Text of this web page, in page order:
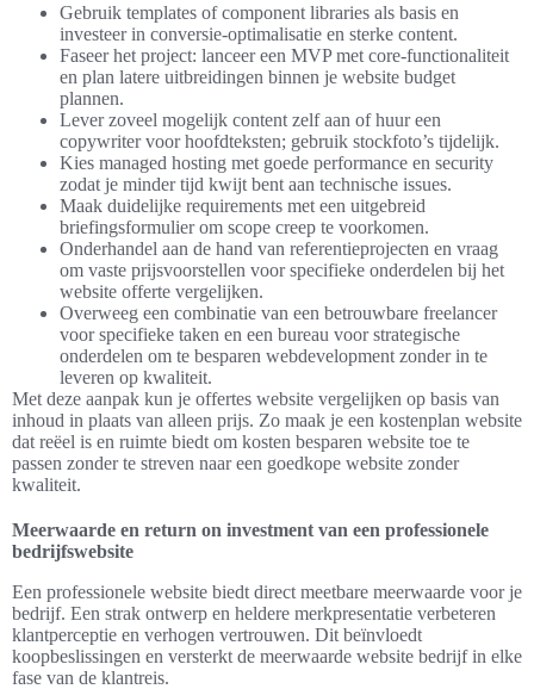
Gebruik templates of component libraries als basis en
investeer in conversie-optimalisatie en sterke content.
Faseer het project: lanceer een MVP met core-functionaliteit
en plan latere uitbreidingen binnen je website budget
plannen.
Lever zoveel mogelijk content zelf aan of huur een
copywriter voor hoofdteksten; gebruik stockfoto’s tijdelijk.
Kies managed hosting met goede performance en security
zodat je minder tijd kwijt bent aan technische issues.
Maak duidelijke requirements met een uitgebreid
briefingsformulier om scope creep te voorkomen.
Onderhandel aan de hand van referentieprojecten en vraag
om vaste prijsvoorstellen voor specifieke onderdelen bij het
website offerte vergelijken.
Overweeg een combinatie van een betrouwbare freelancer
voor specifieke taken en een bureau voor strategische
onderdelen om te besparen webdevelopment zonder in te
leveren op kwaliteit.
Met deze aanpak kun je offertes website vergelijken op basis van
inhoud in plaats van alleen prijs. Zo maak je een kostenplan website
dat reëel is en ruimte biedt om kosten besparen website toe te
passen zonder te streven naar een goedkope website zonder
kwaliteit.
Meerwaarde en return on investment van een professionele
bedrijfswebsite
Een professionele website biedt direct meetbare meerwaarde voor je
bedrijf. Een strak ontwerp en heldere merkpresentatie verbeteren
klantperceptie en verhogen vertrouwen. Dit beïnvloedt
koopbeslissingen en versterkt de meerwaarde website bedrijf in elke
fase van de klantreis.